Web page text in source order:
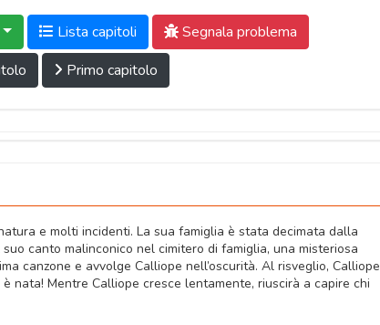
Lista capitoli
Segnala problema
Primo capitolo
e molti incidenti. La sua famiglia è stata decimata dalla
canto malinconico nel cimitero di famiglia, una misteriosa
canzone e avvolge Calliope nell’oscurità. Al risveglio, Calliope
nata! Mentre Calliope cresce lentamente, riuscirà a capire chi